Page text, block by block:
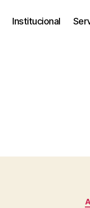
Institucional